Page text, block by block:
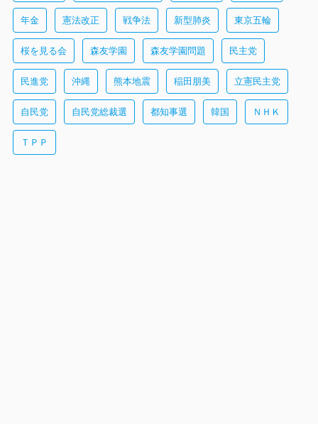
年金 憲法改正 戦争法 新型肺炎 東京五輪
桜を見る会 森友学園 森友学園問題 民主党
民進党 沖縄 熊本地震 稲田朋美 立憲民主党
自民党 自民党総裁選 都知事選 韓国 ＮＨＫ
ＴＰＰ